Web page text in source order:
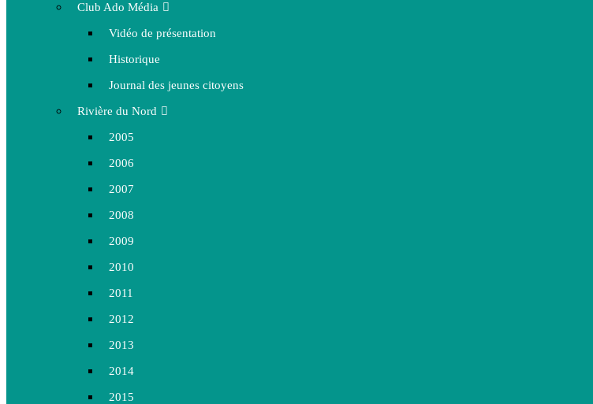
Club Ado Média
Vidéo de présentation
Historique
Journal des jeunes citoyens
Rivière du Nord
2005
2006
2007
2008
2009
2010
2011
2012
2013
2014
2015